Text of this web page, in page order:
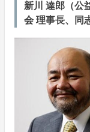
新川 達郎（公
会 理事長、同